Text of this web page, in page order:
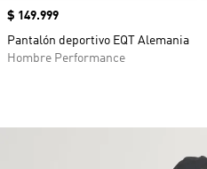
Precio
$ 149.999
Pantalón deportivo EQT Alemania
Hombre Performance